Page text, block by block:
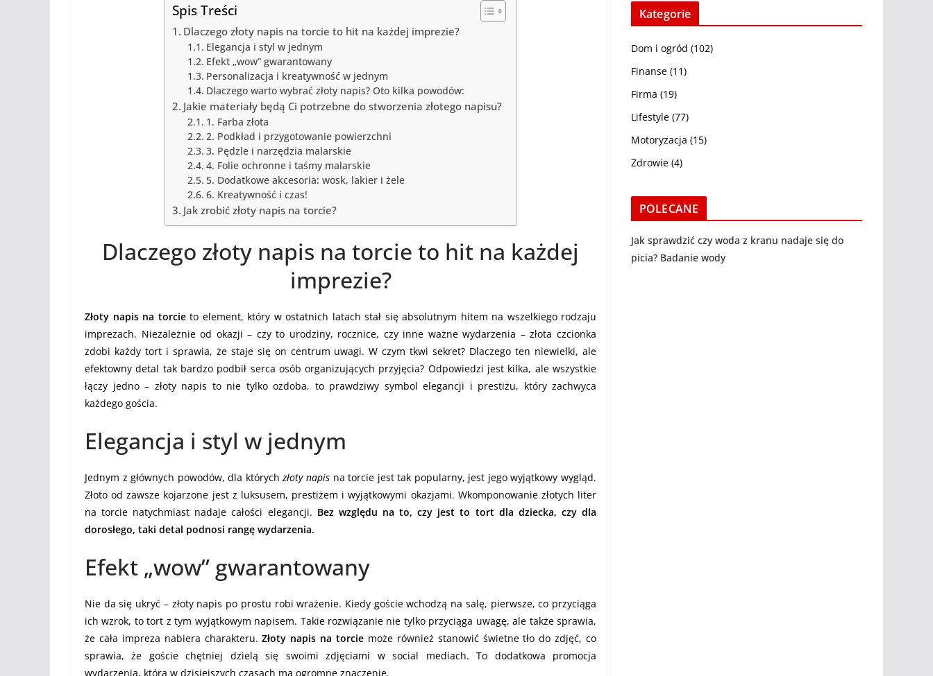
Spis Treści
Dlaczego złoty napis na torcie to hit na każdej imprezie?
Elegancja i styl w jednym
Efekt „wow” gwarantowany
Personalizacja i kreatywność w jednym
Dlaczego warto wybrać złoty napis? Oto kilka powodów:
Jakie materiały będą Ci potrzebne do stworzenia złotego napisu?
1. Farba złota
2. Podkład i przygotowanie powierzchni
3. Pędzle i narzędzia malarskie
4. Folie ochronne i taśmy malarskie
5. Dodatkowe akcesoria: wosk, lakier i żele
6. Kreatywność i czas!
Jak zrobić złoty napis na torcie?
Dlaczego złoty napis na torcie to hit na każdej
imprezie?
Złoty napis na torcieto element, który w ostatnich latach stał się absolutnym hitem na wszelkiego rodzaju
imprezach. Niezależnie od okazji – czy to urodziny, rocznice, czy inne ważne wydarzenia – złota czcionka
zdobi każdy tort i sprawia, że staje się on centrum uwagi. W czym tkwi sekret? Dlaczego ten niewielki, ale
efektowny detal tak bardzo podbił serca osób organizujących przyjęcia? Odpowiedzi jest kilka, ale wszystkie
łączy jedno – złoty napis to nie tylko ozdoba, to prawdziwy symbol elegancji i prestiżu, który zachwyca
każdego gościa.
Elegancja i styl w jednym
Jednym z głównych powodów, dla którychzłoty napisna torcie jest tak popularny, jest jego wyjątkowy wygląd.
Złoto od zawsze kojarzone jest z luksusem, prestiżem i wyjątkowymi okazjami. Wkomponowanie złotych liter
na torcie natychmiast nadaje całości elegancji. Bez względu na to, czy jest to tort dla dziecka, czy dla
dorosłego, taki detal podnosi rangę wydarzenia.
Efekt „wow” gwarantowany
Nie da się ukryć – złoty napis po prostu robi wrażenie. Kiedy goście wchodzą na salę, pierwsze, co przyciąga
ich wzrok, to tort z tym wyjątkowym napisem. Takie rozwiązanie nie tylko przyciąga uwagę, ale także sprawia,
że cała impreza nabiera charakteru.Złoty napis na torcie może również stanowić świetne tło do zdjęć, co
sprawia, że goście chętniej dzielą się swoimi zdjęciami w social mediach. To dodatkowa promocja
wydarzenia, która w dzisiejszych czasach ma ogromne znaczenie.
Kategorie
Dom i ogród (102)
Finanse (11)
Firma (19)
Lifestyle (77)
Motoryzacja (15)
Zdrowie (4)
POLECANE
Jak sprawdzić czy woda z kranu nadaje się do
picia? Badanie wody